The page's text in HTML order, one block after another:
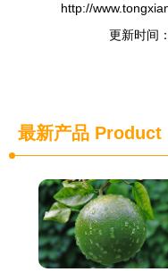
http://
更新时间
最新产品 Product